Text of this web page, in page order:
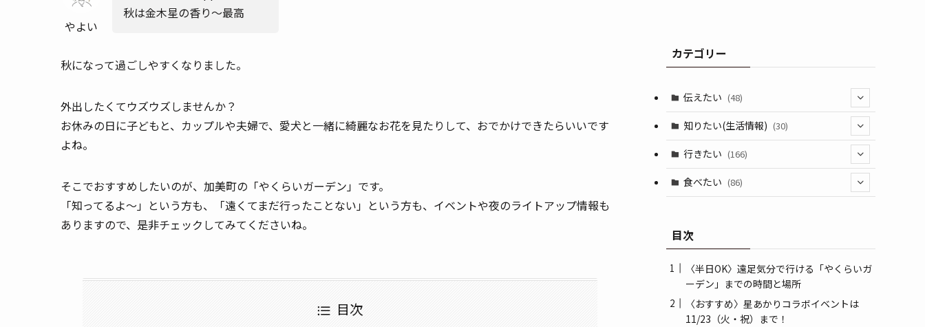
やよい
秋は金木星の香り～最高
秋になって過ごしやすくなりました。
外出したくてウズウズしませんか？
お休みの日に子どもと、カップルや夫婦で、愛犬と一緒に綺麗なお花を見たりして、おでかけできたらいいです
よね。
そこでおすすめしたいのが、加美町の「やくらいガーデン」です。
「知ってるよ～」という方も、「遠くてまだ行ったことない」という方も、イベントや夜のライトアップ情報も
ありますので、是非チェックしてみてくださいね。
目次
カテゴリー
伝えたい (48)
(44)
(1)
知りたい(生活情報) (30)
(10)
(11)
行きたい (166)
(18)
食べたい (86)
(3)
(1)
目次
〈半日OK〉遠足気分で行ける「やくらいガ
ーデン」までの時間と場所
〈おすすめ〉星あかりコラボイベントは
11/23（火・祝）まで！